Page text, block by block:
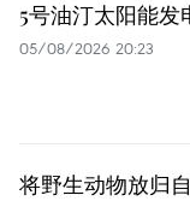
5号油汀太阳能
05/08/2026 20:23
将野生动物放归